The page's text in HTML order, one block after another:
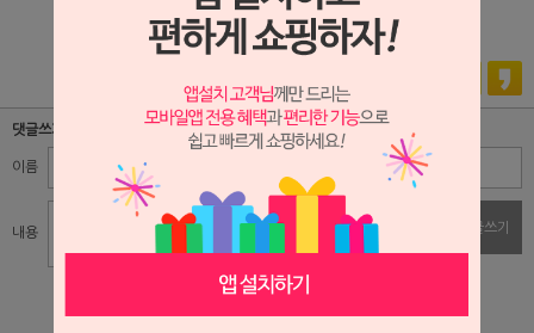
댓글쓰기
이름
내용 댓글쓰기